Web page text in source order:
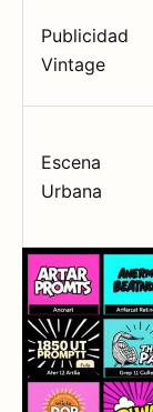
Publicidad
Vintage
Escena
Urbana